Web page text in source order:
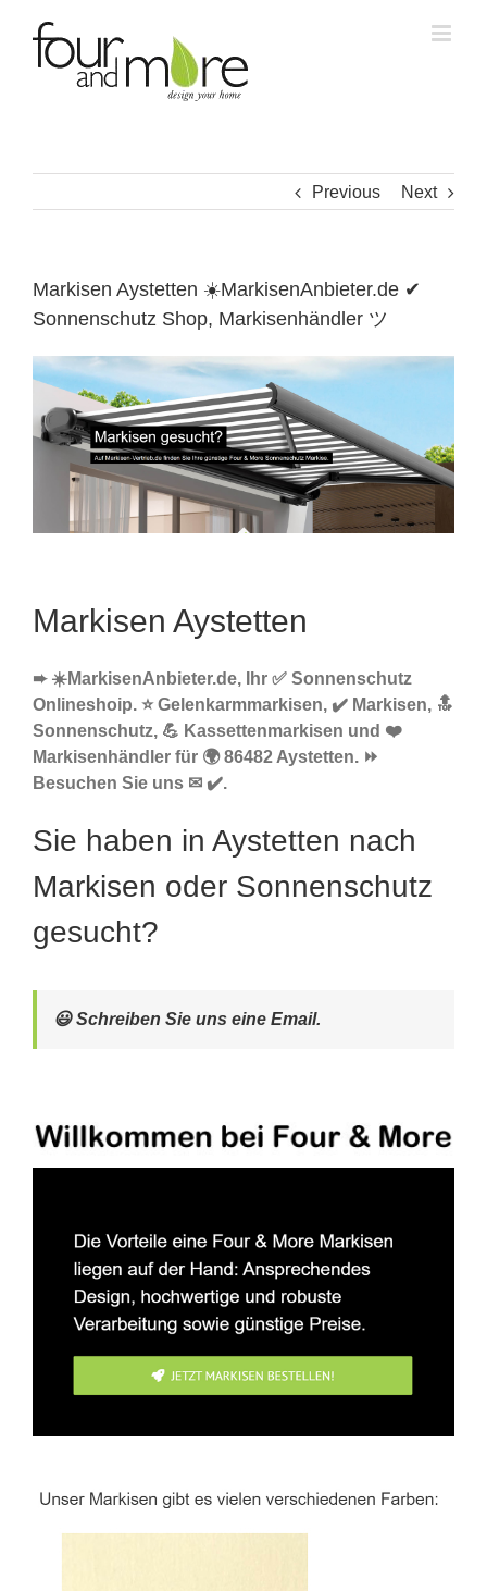
content
Previous Next
Markisen Aystetten ☀️MarkisenAnbieter.de ✔
Sonnenschutz Shop, Markisenhändler ツ
Markisen Aystetten
➨ ☀️MarkisenAnbieter.de, Ihr ✅ Sonnenschutz
Onlineshoip. ⭐ Gelenkarmmarkisen, ✔️ Markisen, 🔝
Sonnenschutz, 💪 Kassettenmarkisen und ❤️
Markisenhändler für 🌍 86482 Aystetten. ⏩
Besuchen Sie uns ✉ ✔️.
Sie haben in Aystetten nach
Markisen oder Sonnenschutz
gesucht?
😃 Schreiben Sie uns eine Email.